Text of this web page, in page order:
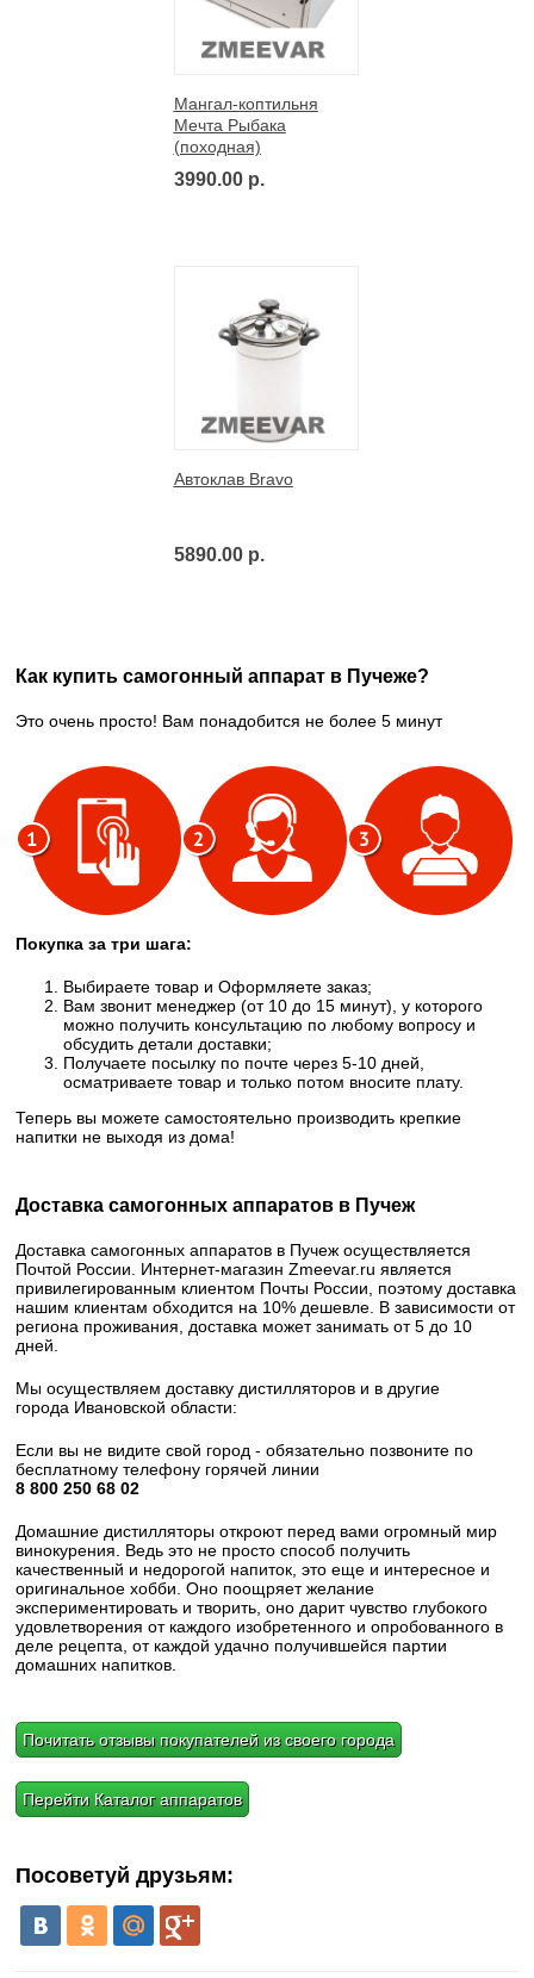
Мангал-коптильня
Мечта Рыбака
(походная)
3990.00 р.
Автоклав Bravo
5890.00 р.
Как купить самогонный аппарат в Пучеже?
Это очень просто! Вам понадобится не более 5 минут
Покупка за три шага:
Выбираете товар и Оформляете заказ;
Вам звонит менеджер (от 10 до 15 минут), у которого
можно получить консультацию по любому вопросу и
обсудить детали доставки;
Получаете посылку по почте через 5-10 дней,
осматриваете товар и только потом вносите плату.
Теперь вы можете самостоятельно производить крепкие
напитки не выходя из дома!
Доставка самогонных аппаратов в Пучеж
Доставка самогонных аппаратов в Пучеж осуществляется
Почтой России. Интернет-магазин Zmeevar.ru является
привилегированным клиентом Почты России, поэтому доставка
нашим клиентам обходится на 10% дешевле. В зависимости от
региона проживания, доставка может занимать от 5 до 10
дней.
Мы осуществляем доставку дистилляторов и в другие
города Ивановской области:
Если вы не видите свой город - обязательно позвоните по
бесплатному телефону горячей линии
8 800 250 68 02​
Домашние дистилляторы откроют перед вами огромный мир
винокурения. Ведь это не просто способ получить
качественный и недорогой напиток, это еще и интересное и
оригинальное хобби. Оно поощряет желание
экспериментировать и творить, оно дарит чувство глубокого
удовлетворения от каждого изобретенного и опробованного в
деле рецепта, от каждой удачно получившейся партии
домашних напитков.
Почитать отзывы покупателей из своего города
Перейти Каталог аппаратов
Посоветуй друзьям: